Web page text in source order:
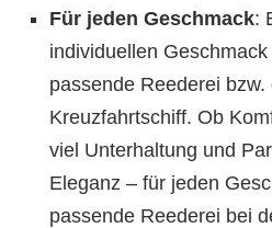
Für jeden Geschmack:
individuellen
passende Reederei
Kreuzfahrtschiff. Ob
viel Unterhaltung und
Eleganz – für jeden
passende Reederei bei